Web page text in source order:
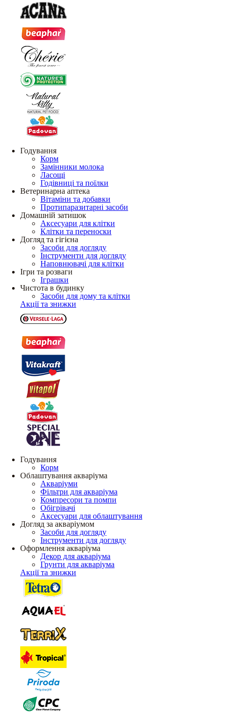
Годування
Корм
Замінники молока
Ласощі
Годівниці та поїлки
Ветеринарна аптека
Вітаміни та добавки
Протипаразитарні засоби
Домашній затишок
Аксесуари для клітки
Клітки та переноски
Догляд та гігієна
Засоби для догляду
Інструменти для догляду
Наповнювачі для клітки
Ігри та розваги
Іграшки
Чистота в будинку
Засоби для дому та клітки
Акції та знижки
Годування
Корм
Облаштування акваріума
Акваріуми
Фільтри для акваріума
Компресори та помпи
Обігрівачі
Аксесуари для облаштування
Догляд за акваріумом
Засоби для догляду
Інструменти для догляду
Оформлення акваріума
Декор для акваріума
Грунти для акваріума
Акції та знижки